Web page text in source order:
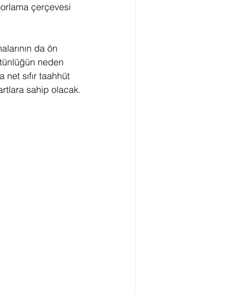
çerçevesi
da ön
neden
net sıfır taahhüt
sahip olacak.